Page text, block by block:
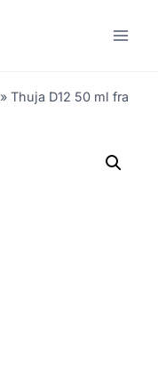
» Thuja D12 50 ml fra